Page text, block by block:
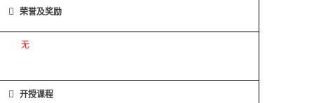
 荣誉及奖励
无
 开授课程